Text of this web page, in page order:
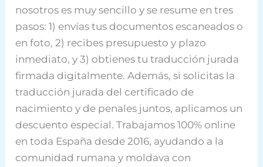
nosotros es muy sencillo y se resume en tres
pasos: 1) envías tus documentos escaneados o
en foto, 2) recibes presupuesto y plazo
inmediato, y 3) obtienes tu traducción jurada
firmada digitalmente. Además, si solicitas la
traducción jurada del certificado de
nacimiento y de penales juntos, aplicamos un
descuento especial. Trabajamos 100% online
en toda España desde 2016, ayudando a la
comunidad rumana y moldava con